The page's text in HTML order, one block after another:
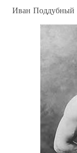
Иван Поддубный